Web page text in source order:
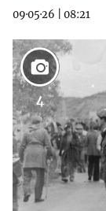
09·05·26
08:21
4